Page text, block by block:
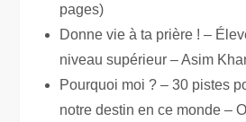
pages)
Donne vie à ta prière ! –
niveau supérieur – Asim
Pourquoi moi ? – 30 pistes
notre destin en ce monde –